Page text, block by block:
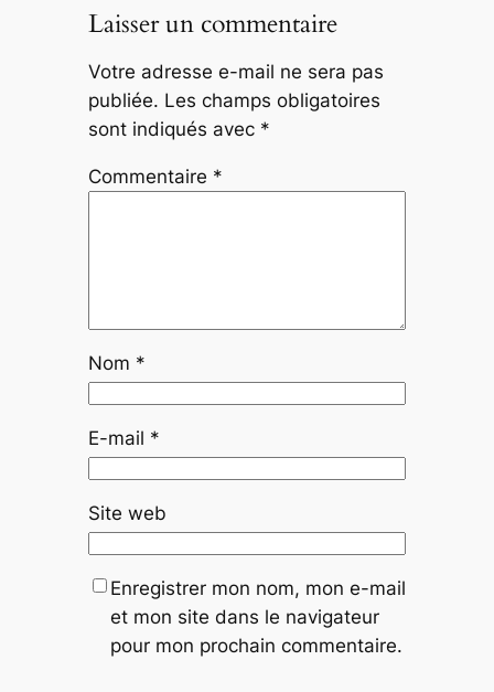
Laisser un commentaire
Votre adresse e-mail ne sera pas
publiée. Les champs obligatoires
sont indiqués avec *
Commentaire *
Nom *
E-mail *
Site web
Enregistrer mon nom, mon e-mail
et mon site dans le navigateur
pour mon prochain commentaire.